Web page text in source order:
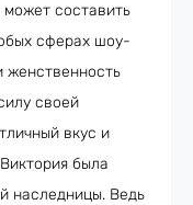
может составить
сферах шоу-
женственность
своей
вкус и
была
наследницы. Ведь